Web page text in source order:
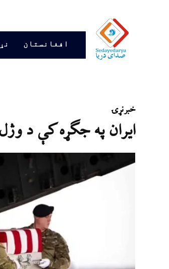
افغانستان
خبرنړۍ
ایران په جګړه کې د وژل